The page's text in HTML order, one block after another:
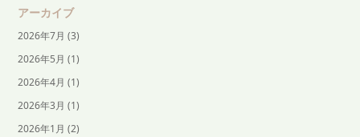
アーカイブ
2026年7月 (3)
2026年5月 (1)
2026年4月 (1)
2026年3月 (1)
2026年1月 (2)